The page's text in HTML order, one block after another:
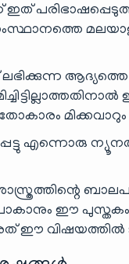
സംസ്ഥാനത്തെ
ലഭിക്കുന്ന
എന്നൊരു
പോകാനും ഈ
ഈ വിഷയത്തിൽ